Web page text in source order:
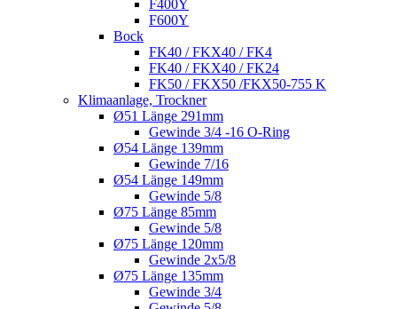
F400Y
F600Y
Bock
FK40 / FKX40 / FK4
FK40 / FKX40 / FK24
FK50 / FKX50 /FKX50-755 K
Klimaanlage, Trockner
Ø51 Länge 291mm
Gewinde 3/4 -16 O-Ring
Ø54 Länge 139mm
Gewinde 7/16
Ø54 Länge 149mm
Gewinde 5/8
Ø75 Länge 85mm
Gewinde 5/8
Ø75 Länge 120mm
Gewinde 2x5/8
Ø75 Länge 135mm
Gewinde 3/4